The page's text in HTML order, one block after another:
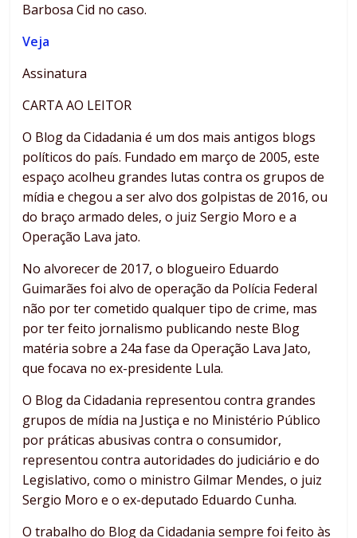
Barbosa Cid no caso.
Veja
Assinatura
CARTA AO LEITOR
O Blog da Cidadania é um dos mais antigos blogs
políticos do país. Fundado em março de 2005, este
espaço acolheu grandes lutas contra os grupos de
mídia e chegou a ser alvo dos golpistas de 2016, ou
do braço armado deles, o juiz Sergio Moro e a
Operação Lava jato.
No alvorecer de 2017, o blogueiro Eduardo
Guimarães foi alvo de operação da Polícia Federal
não por ter cometido qualquer tipo de crime, mas
por ter feito jornalismo publicando neste Blog
matéria sobre a 24a fase da Operação Lava Jato,
que focava no ex-presidente Lula.
O Blog da Cidadania representou contra grandes
grupos de mídia na Justiça e no Ministério Público
por práticas abusivas contra o consumidor,
representou contra autoridades do judiciário e do
Legislativo, como o ministro Gilmar Mendes, o juiz
Sergio Moro e o ex-deputado Eduardo Cunha.
O trabalho do Blog da Cidadania sempre foi feito às